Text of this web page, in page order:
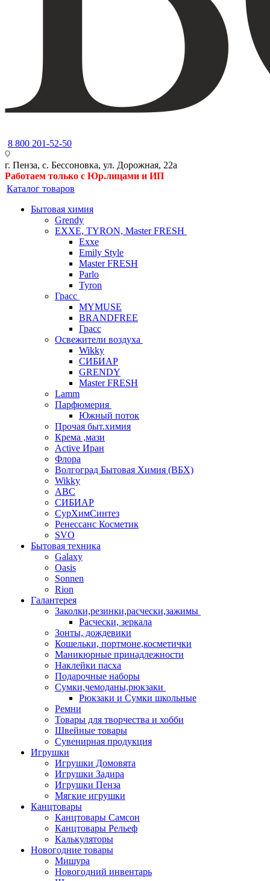
8 800 201-52-50
г. Пенза, с. Бессоновка, ул. Дорожная, 22а
Работаем только с Юр.лицами и ИП
Каталог товаров
Бытовая химия
Grendy
EXXE, TYRON, Master FRESH
Exxe
Emily Style
Master FRESH
Parlo
Tyron
Грасс
MYMUSE
BRANDFREE
Грасс
Освежители воздуха
Wikky
СИБИАР
GRENDY
Master FRESH
Lamm
Парфюмерия
Южный поток
Прочая быт.химия
Крема ,мази
Аctive Иран
Флора
Волгоград Бытовая Химия (ВБХ)
Wikky
АВС
СИБИАР
СурХимСинтез
Ренессанс Косметик
SVO
Бытовая техника
Galaxy
Oasis
Sonnen
Rion
Галантерея
Заколки,резинки,расчески,зажимы
Расчески, зеркала
Зонты, дождевики
Кошельки, портмоне,косметички
Маникюрные принадлежности
Наклейки пасха
Подарочные наборы
Сумки,чемоданы,рюкзаки
Рюкзаки и Сумки школьные
Ремни
Товары для творчества и хобби
Швейные товары
Сувенирная продукция
Игрушки
Игрушки Домовята
Игрушки Задира
Игрушки Пенза
Мягкие игрушки
Канцтовары
Канцтовары Самсон
Канцтовары Рельеф
Калькуляторы
Новогодние товары
Мишура
Новогодний инвентарь